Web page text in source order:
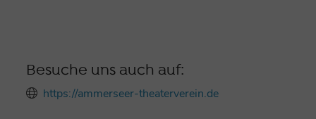
Besuche uns auch auf:
https://ammerseer-theaterverein.de